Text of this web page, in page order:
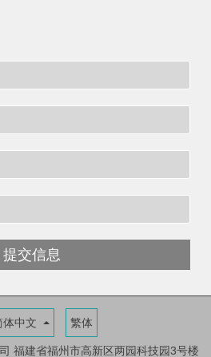
提交信息
体中文 繁体
福建省福州市高新区两园科技园3号楼